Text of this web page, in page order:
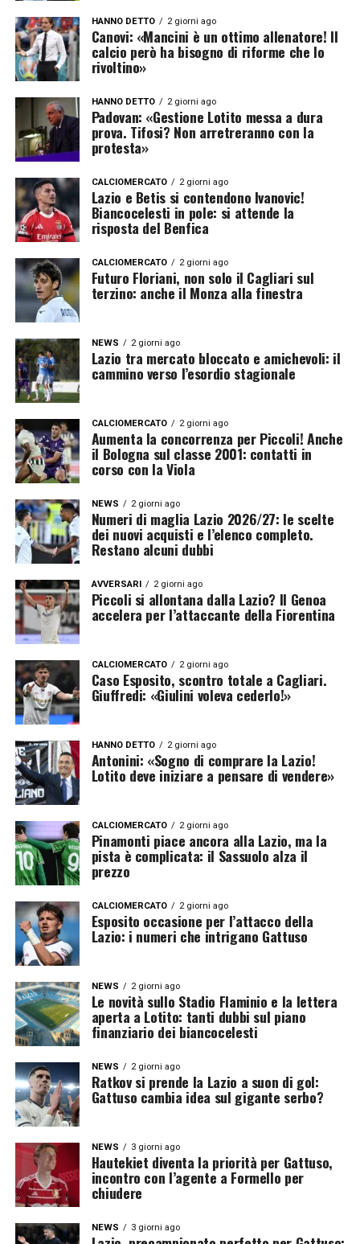
HANNO DETTO 2 giorni ago
Canovi: «Mancini è un ottimo allenatore! Il
calcio però ha bisogno di riforme che lo
rivoltino»
HANNO DETTO 2 giorni ago
Padovan: «Gestione Lotito messa a dura
prova. Tifosi? Non arretreranno con la
protesta»
CALCIOMERCATO 2 giorni ago
Lazio e Betis si contendono Ivanovic!
Biancocelesti in pole: si attende la
risposta del Benfica
CALCIOMERCATO 2 giorni ago
Futuro Floriani, non solo il Cagliari sul
terzino: anche il Monza alla finestra
NEWS 2 giorni ago
Lazio tra mercato bloccato e amichevoli: il
cammino verso l’esordio stagionale
CALCIOMERCATO 2 giorni ago
Aumenta la concorrenza per Piccoli! Anche
il Bologna sul classe 2001: contatti in
corso con la Viola
NEWS 2 giorni ago
Numeri di maglia Lazio 2026/27: le scelte
dei nuovi acquisti e l’elenco completo.
Restano alcuni dubbi
AVVERSARI 2 giorni ago
Piccoli si allontana dalla Lazio? Il Genoa
accelera per l’attaccante della Fiorentina
CALCIOMERCATO 2 giorni ago
Caso Esposito, scontro totale a Cagliari.
Giuffredi: «Giulini voleva cederlo!»
HANNO DETTO 2 giorni ago
Antonini: «Sogno di comprare la Lazio!
Lotito deve iniziare a pensare di vendere»
CALCIOMERCATO 2 giorni ago
Pinamonti piace ancora alla Lazio, ma la
pista è complicata: il Sassuolo alza il
prezzo
CALCIOMERCATO 2 giorni ago
Esposito occasione per l’attacco della
Lazio: i numeri che intrigano Gattuso
NEWS 2 giorni ago
Le novità sullo Stadio Flaminio e la lettera
aperta a Lotito: tanti dubbi sul piano
finanziario dei biancocelesti
NEWS 2 giorni ago
Ratkov si prende la Lazio a suon di gol:
Gattuso cambia idea sul gigante serbo?
NEWS 3 giorni ago
Hautekiet diventa la priorità per Gattuso,
incontro con l’agente a Formello per
chiudere
NEWS 3 giorni ago